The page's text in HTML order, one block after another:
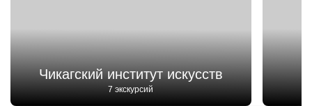
Чикагский институт искусств
7 экскурсий